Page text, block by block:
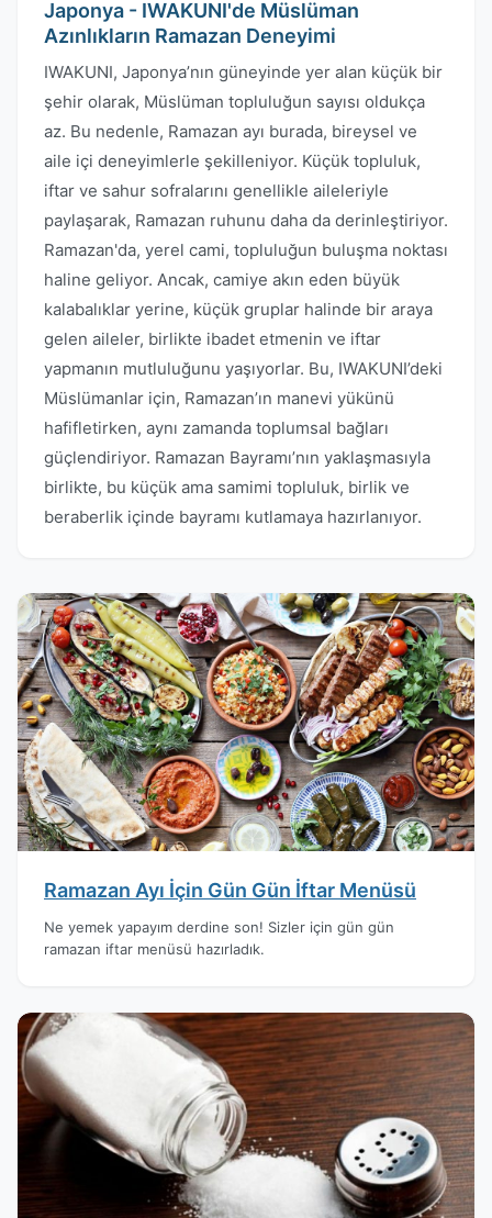
Japonya - IWAKUNI'de Müslüman
Azınlıkların Ramazan Deneyimi
IWAKUNI, Japonya’nın güneyinde yer alan küçük bir
şehir olarak, Müslüman topluluğun sayısı oldukça
az. Bu nedenle, Ramazan ayı burada, bireysel ve
aile içi deneyimlerle şekilleniyor. Küçük topluluk,
iftar ve sahur sofralarını genellikle aileleriyle
paylaşarak, Ramazan ruhunu daha da derinleştiriyor.
Ramazan'da, yerel cami, topluluğun buluşma noktası
haline geliyor. Ancak, camiye akın eden büyük
kalabalıklar yerine, küçük gruplar halinde bir araya
gelen aileler, birlikte ibadet etmenin ve iftar
yapmanın mutluluğunu yaşıyorlar. Bu, IWAKUNI’deki
Müslümanlar için, Ramazan’ın manevi yükünü
hafifletirken, aynı zamanda toplumsal bağları
güçlendiriyor. Ramazan Bayramı’nın yaklaşmasıyla
birlikte, bu küçük ama samimi topluluk, birlik ve
beraberlik içinde bayramı kutlamaya hazırlanıyor.
Ramazan Ayı İçin Gün Gün İftar Menüsü
Ne yemek yapayım derdine son! Sizler için gün gün
ramazan iftar menüsü hazırladık.